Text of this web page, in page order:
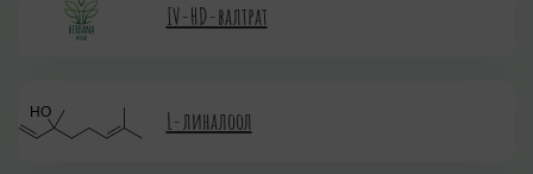
IV-НD-валтрат
L-линалоол